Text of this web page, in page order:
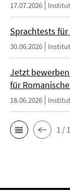
17.07.2026
Sprachtests
30.06.2026
Jetzt
für
18.06.2026
1 /